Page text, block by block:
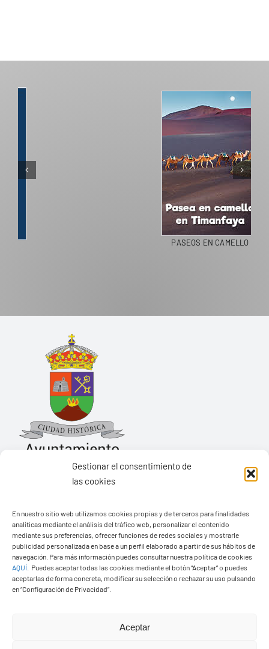
Gestionar el consentimiento de
las cookies
En nuestro sitio web utilizamos cookies propias y de terceros para finalidades
analíticas mediante el análisis del tráfico web, personalizar el contenido
mediante sus preferencias, ofrecer funciones de redes sociales y mostrarle
publicidad personalizada en base a un perfil elaborado a partir de sus hábitos de
navegación. Para más información puedes consultar nuestra política de cookies
AQUÍ
Puedes aceptar todas las cookies mediante el botón “Aceptar” o puedes
aceptarlas de forma concreta, modificar su selección o rechazar su uso pulsando
en “Configuración de Privacidad”.
Aceptar
PASEOS EN CAMELLO
Pza. de Los Remedios, 1
35570 – Yaiza
Tel:928 83 62 20
© Copyright2026 Ayuntamiento de Yaiza - Todos los